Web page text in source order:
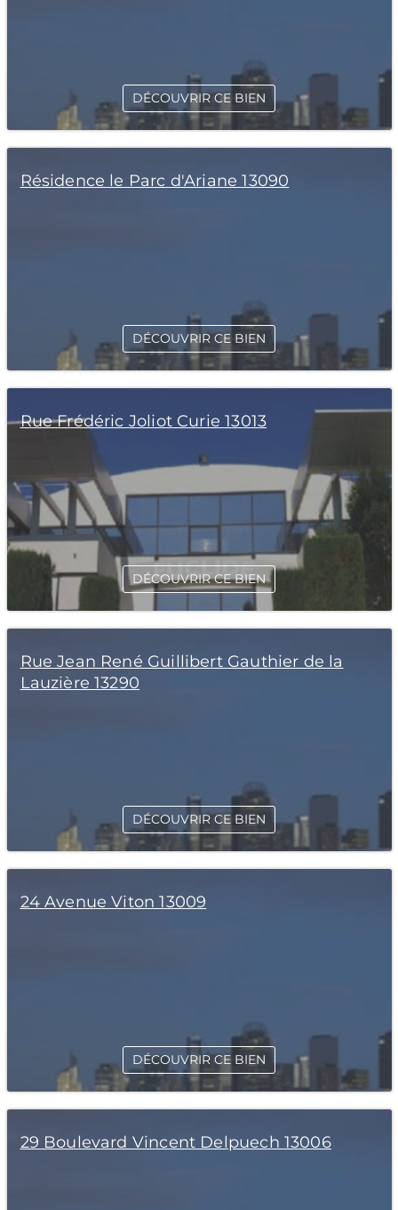
DÉCOUVRIR CE BIEN
Résidence le Parc d'Ariane 13090
DÉCOUVRIR CE BIEN
Rue Frédéric Joliot Curie 13013
DÉCOUVRIR CE BIEN
Rue Jean René Guillibert Gauthier de la
Lauzière 13290
DÉCOUVRIR CE BIEN
24 Avenue Viton 13009
DÉCOUVRIR CE BIEN
29 Boulevard Vincent Delpuech 13006